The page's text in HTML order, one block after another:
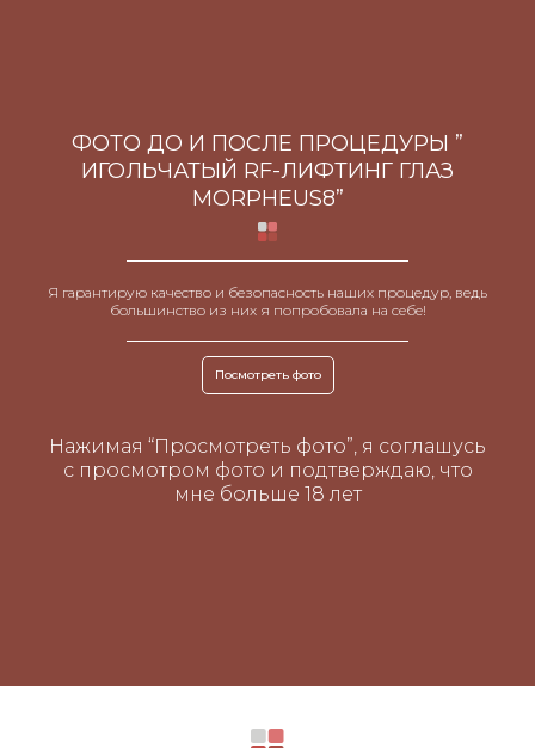
ФОТО ДО И ПОСЛЕ ПРОЦЕДУРЫ ”
ИГОЛЬЧАТЫЙ RF-ЛИФТИНГ ГЛАЗ
MORPHEUS8”
Я гарантирую качество и безопасность наших процедур, ведь
большинство из них я попробовала на себе!
Посмотреть фото
Нажимая “Просмотреть фото”, я соглашусь
с просмотром фото и подтверждаю, что
мне больше 18 лет